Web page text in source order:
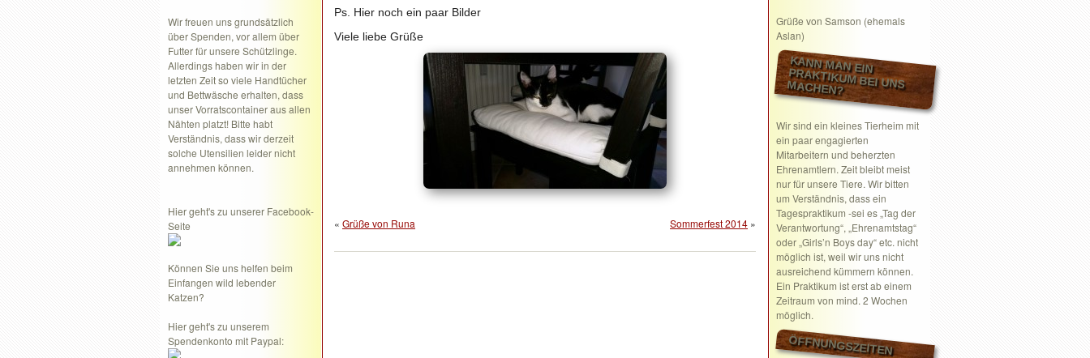
Wir freuen uns grundsätzlich
über Spenden, vor allem über
Futter für unsere Schützlinge.
Allerdings haben wir in der
letzten Zeit so viele Handtücher
und Bettwäsche erhalten, dass
unser Vorratscontainer aus allen
Nähten platzt! Bitte habt
Verständnis, dass wir derzeit
solche Utensilien leider nicht
annehmen können.
Hier geht's zu unserer Facebook-
Seite
Können Sie uns helfen beim
Einfangen wild lebender
Katzen?
Hier geht's zu unserem
Spendenkonto mit Paypal:
Ps. Hier noch ein paar Bilder
Viele liebe Grüße
« Grüße von Runa Sommerfest 2014 »
Grüße von Samson (ehemals
Aslan)
KANN MAN EIN
PRAKTIKUM BEI UNS MACHEN?
Wir sind ein kleines Tierheim mit
ein paar engagierten
Mitarbeitern und beherzten
Ehrenamtlern. Zeit bleibt meist
nur für unsere Tiere. Wir bitten
um Verständnis, dass ein
Tagespraktikum -sei es „Tag der
Verantwortung“, „Ehrenamtstag“
oder „Girls’n Boys day“ etc. nicht
möglich ist, weil wir uns nicht
ausreichend kümmern können.
Ein Praktikum ist erst ab einem
Zeitraum von mind. 2 Wochen
möglich.
ÖFFNUNGSZEITEN